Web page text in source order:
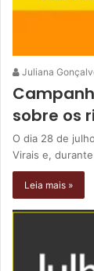
Juliana
sobre os
O dia 28 de
Virais e,
Leia mais »